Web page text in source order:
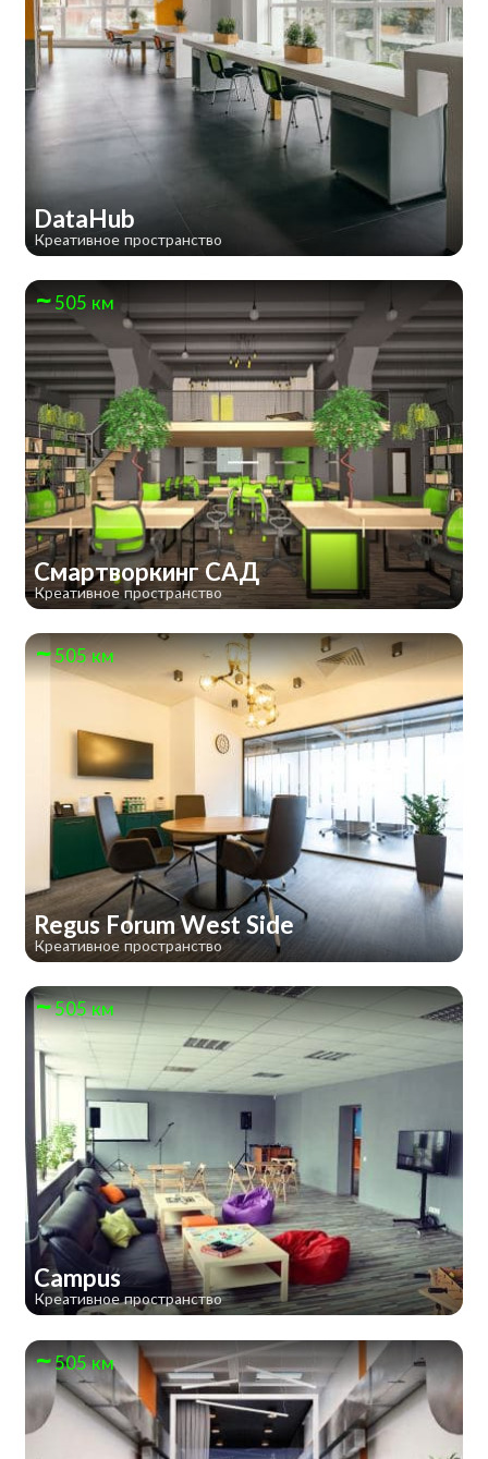
DataHub
Креативное пространство
505 км
Смартворкинг САД
Креативное пространство
505 км
Regus Forum West Side
Креативное пространство
505 км
Campus
Креативное пространство
505 км